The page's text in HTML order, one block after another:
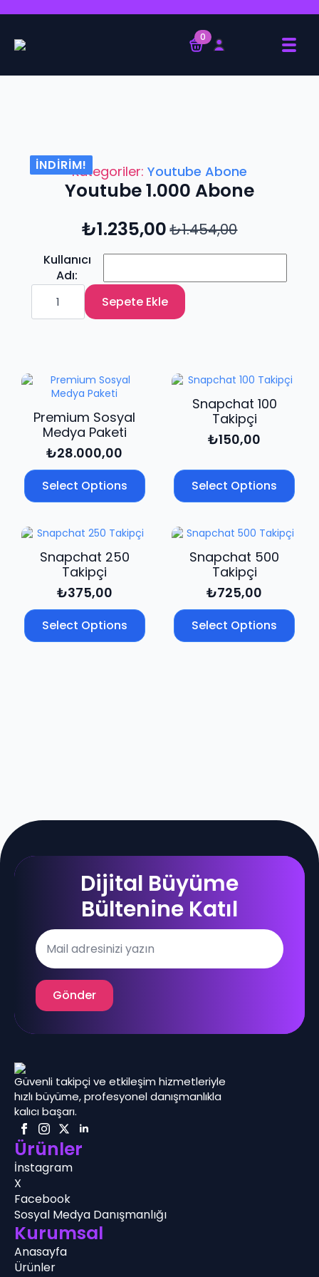
0
İNDIRIM!Kategoriler: Youtube Abone
Youtube 1.000 Abone
₺1.454,00
Orijinal
₺1.454,00.
₺1.235,00
Şu
fiyat:
₺1.235,00.
Kullanıcı
Adı
Youtube
1.000
adet
Sepete Ekle
Premium Sosyal
Medya Paketi
₺28.000,00
Select Options
Snapchat 100
Takipçi
₺150,00
Select Options
Snapchat 250
Takipçi
₺375,00
Select Options
Snapchat 500
Takipçi
₺725,00
Select Options
Dijital Büyüme
Bültenine Katıl
Email
*
Gönder
Güvenli takipçi ve etkileşim hizmetleriyle
hızlı büyüme, profesyonel danışmanlıkla
kalıcı başarı.
Ürünler
İnstagram
X
Facebook
Sosyal Medya Danışmanlığı
Kurumsal
Anasayfa
Ürünler